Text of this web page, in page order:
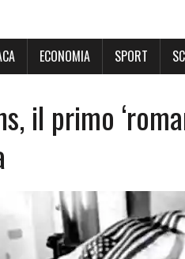
ECONOMIA SPORT
il primo